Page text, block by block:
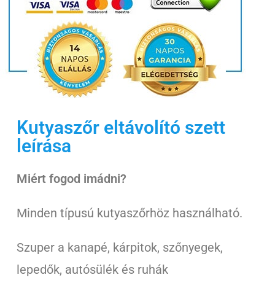
Kutyaszőr eltávolító szett
leírása
Miért fogod imádni?
Minden típusú kutyaszőrhöz használható.
Szuper a kanapé, kárpitok, szőnyegek,
lepedők, autósülék és ruhák